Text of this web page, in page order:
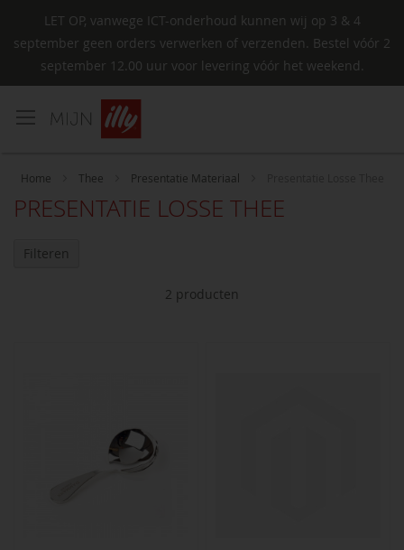
LET OP, vanwege ICT-onderhoud kunnen wij op 3 & 4
september geen orders verwerken of verzenden. Bestel vóór 2
september 12.00 uur voor levering vóór het weekend.
Home Thee Presentatie Materiaal
PRESENTATIE LOSSE THEE
Filteren
2 producten